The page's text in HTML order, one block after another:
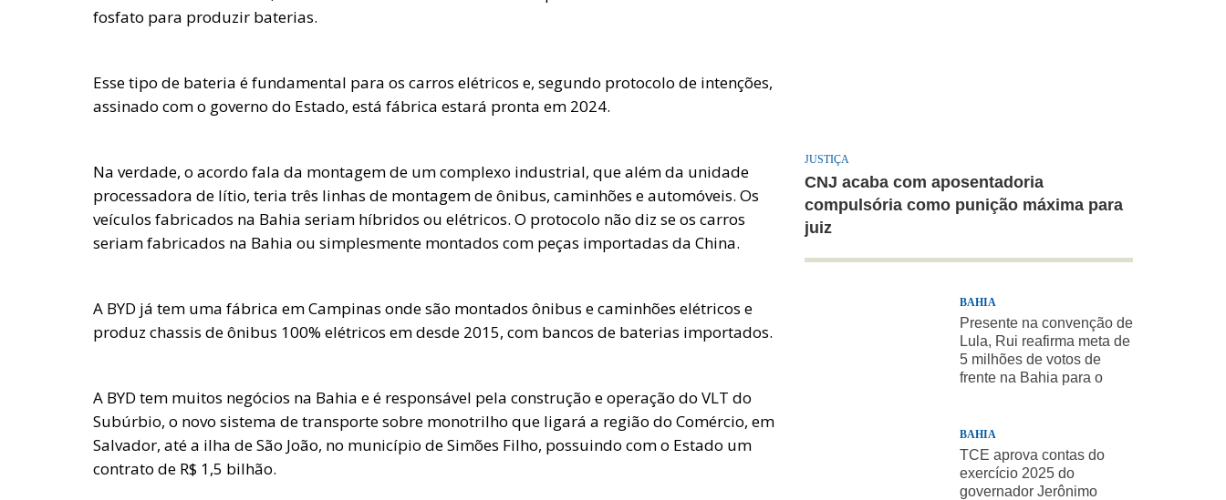
fosfato para produzir baterias.
Esse tipo de bateria é fundamental para os carros elétricos e, segundo protocolo de intenções,
assinado com o governo do Estado, está fábrica estará pronta em 2024.
Na verdade, o acordo fala da montagem de um complexo industrial, que além da unidade
processadora de lítio, teria três linhas de montagem de ônibus, caminhões e automóveis. Os
veículos fabricados na Bahia seriam híbridos ou elétricos. O protocolo não diz se os carros
seriam fabricados na Bahia ou simplesmente montados com peças importadas da China.
A BYD já tem uma fábrica em Campinas onde são montados ônibus e caminhões elétricos e
produz chassis de ônibus 100% elétricos em desde 2015, com bancos de baterias importados.
A BYD tem muitos negócios na Bahia e é responsável pela construção e operação do VLT do
Subúrbio, o novo sistema de transporte sobre monotrilho que ligará a região do Comércio, em
Salvador, até a ilha de São João, no município de Simões Filho, possuindo com o Estado um
contrato de R$ 1,5 bilhão.
JUSTIÇA
CNJ acaba com aposentadoria
compulsória como punição máxima para
juiz
BAHIA
Presente na convenção de
Lula, Rui reafirma meta de
5 milhões de votos de
frente na Bahia para o
BAHIA
TCE aprova contas do
exercício 2025 do
governador Jerônimo